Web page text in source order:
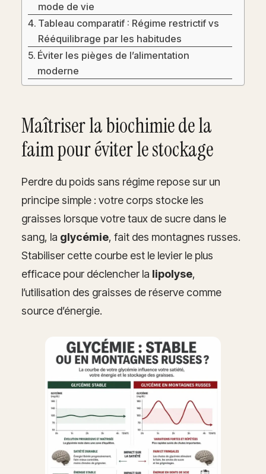
mode de vie
Tableau comparatif : Régime restrictif vs
Rééquilibrage par les habitudes
Éviter les pièges de l’alimentation
moderne
Maîtriser la biochimie de la
faim pour éviter le stockage
Perdre du poids sans régime repose sur un
principe simple : votre corps stocke les
graisses lorsque votre taux de sucre dans le
sang, la glycémie, fait des montagnes russes.
Stabiliser cette courbe est le levier le plus
efficace pour déclencher la lipolyse,
l’utilisation des graisses de réserve comme
source d’énergie.